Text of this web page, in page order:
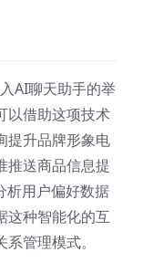
AI聊天助手的举
以借助这项技术
提升品牌形象电
推送商品信息提
析用户偏好数据
这种智能化的互
管理模式。